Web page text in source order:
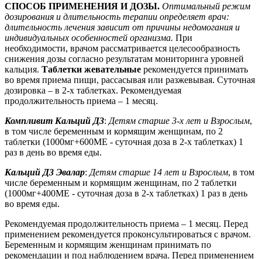
СПОСОБ ПРИМЕНЕНИЯ И ДОЗЫ. Оптимальный режим
дозирования и длительность терапии определяет врач:
длительность лечения зависит от причины недомогания и
индивидуальных особенностей организма. При
необходимости, врачом рассматривается целесообразность
снижения дозы согласно результатам мониторинга уровней
кальция. Таблетки жевательные рекомендуется принимать
во время приема пищи, рассасывая или разжевывая. Суточная
дозировка – в 2-х таблетках. Рекомендуемая
продолжительность приема – 1 месяц.
Компливит Кальций Д3: Детям старше 3-х лет и Взрослым,
в том числе беременным и кормящим женщинам, по 2
таблетки (1000мг+600МЕ - суточная доза в 2-х таблетках) 1
раз в день во время еды.
Кальций Д3 Эвалар: Детям старше 14 лет и Взрослым, в том
числе беременным и кормящим женщинам, по 2 таблетки
(1000мг+400МЕ - суточная доза в 2-х таблетках) 1 раз в день
во время еды.
Рекомендуемая продолжительность приема – 1 месяц. Перед
применением рекомендуется проконсультироваться с врачом.
Беременным и кормящим женщинам принимать по
рекомендации и под наблюдением врача. Перед применением